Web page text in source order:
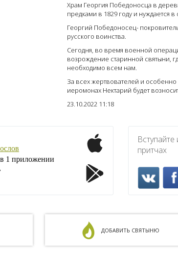
Храм Георгия Победоносца в
предками в 1829 году и нуждается
Георгий Победоносец-
русского воинства.
Сегодня, во время военной
возрождение старинной святыни,
необходимо всем нам.
За всех жертвователей и
иеромонах Нектарий будет
23.10.2022 11:18
1 приложении
притчах
ДОБАВИТЬ СВЯТЫНЮ